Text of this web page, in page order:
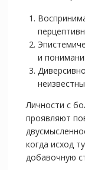
и
Личности с
проявляют
когда исход
добавочную